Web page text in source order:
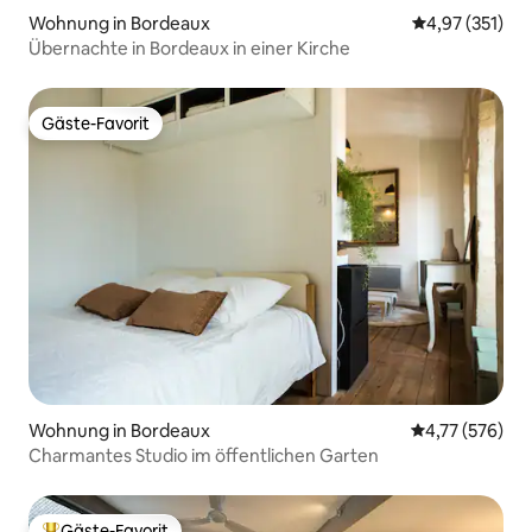
Wohnung in Bordeaux
4,97 (351)
Übernachte in Bordeaux in einer Kirche
Gäste-Favorit
Gäste-Favorit
Wohnung in Bordeaux
4,77 (576)
Charmantes Studio im öffentlichen Garten